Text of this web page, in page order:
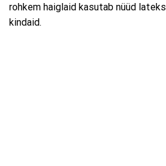
rohkem haiglaid kasutab nüüd
kindaid.